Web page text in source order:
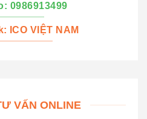
0986913499
ICO VIỆT NAM
VẤN ONLINE